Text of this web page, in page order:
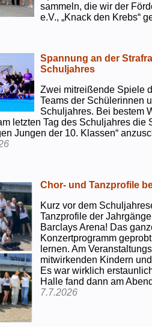
sammeln, die wir der
e.V., „Knack den Krebs“
Spannung an der
Schuljahres
Zwei mitreißende Spiele
Teams der Schülerinnen
Schuljahres. Bei bestem
letzten Tag des Schuljahres die
Jungen der 10. Klassen“
Chor- und Tanzprofile
Kurz vor dem
Tanzprofile der
Barclays Arena! Das
Konzertprogramm
lernen. Am
mitwirkenden Kindern
Es war wirklich
Halle fand dann am
7.7.2026